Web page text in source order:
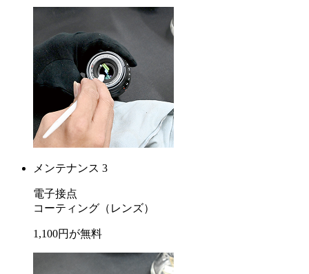
メンテナンス 3
電子接点
コーティング （レンズ）
1,100円が無料